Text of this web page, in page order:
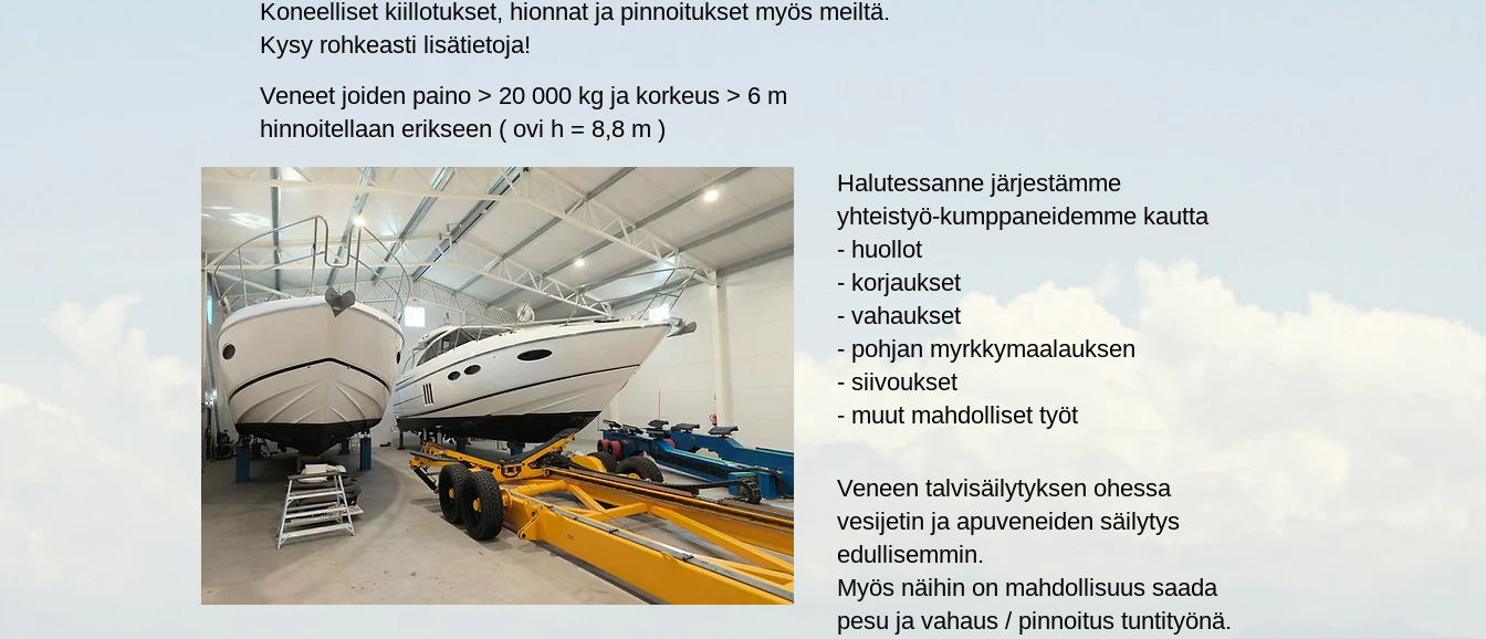
Koneelliset kiillotukset, hionnat ja pinnoitukset myös meiltä.
Kysy rohkeasti lisätietoja!
Veneet joiden paino > 20 000 kg ja korkeus > 6 m
hinnoitellaan erikseen ( ovi h = 8,8 m )
Halutessanne järjestämme
yhteistyö-kumppaneidemme kautta
- huollot
- korjaukset
- vahaukset
- pohjan myrkkymaalauksen
- siivoukset
- muut mahdolliset työt
Veneen talvisäilytyksen ohessa
vesijetin ja apuveneiden säilytys
edullisemmin.
Myös näihin on mahdollisuus saada
pesu ja vahaus / pinnoitus tuntityönä.